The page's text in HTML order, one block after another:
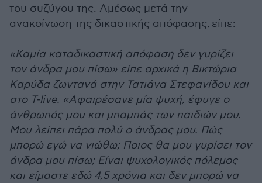
του συζύγου της. Αμέσως μετά την
ανακοίνωση της δικαστικής απόφασης, είπε:
«Καμία καταδικαστική απόφαση δεν γυρίζει
τον άνδρα μου πίσω» είπε αρχικά η Βικτώρια
Καρύδα ζωντανά στην Τατιάνα Στεφανίδου και
στο T-live. «Αφαιρέσανε μία ψυχή, έφυγε ο
άνθρωπός μου και μπαμπάς των παιδιών μου.
Μου λείπει πάρα πολύ ο άνδρας μου. Πώς
μπορώ εγώ να νιώθω; Ποιος θα μου γυρίσει τον
άνδρα μου πίσω; Είναι ψυχολογικός πόλεμος
και είμαστε εδώ 4,5 χρόνια και δεν μπορώ να